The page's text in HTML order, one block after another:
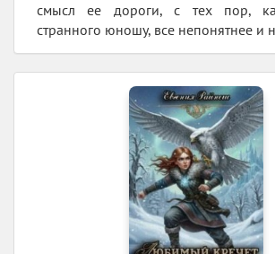
смысл ее дороги, с тех пор,
странного юношу, все непонятнее и